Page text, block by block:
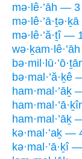
mə·lê·’āh —
mə·lê·’ă·ṯî —
ham·mal·’āḵ
ham·mal·’āḵ
kə·mal·’aḵ —
kə·mal·’ā·ḵî